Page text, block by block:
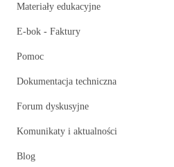
Materiały edukacyjne
E-bok - Faktury
Pomoc
Dokumentacja techniczna
Forum dyskusyjne
Komunikaty i aktualności
Blog